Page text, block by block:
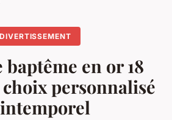
DIVERTISSEMENT
en or 18
personnalisé